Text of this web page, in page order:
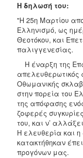
H δηλωσή του:
"Η 25η Μαρτίου
Ελληνισμό, ως
Θεοτόκου, και
παλιγγενεσίας.
Η έναρξη της
απελευθερωτικός
Οθωμανικής
στην πορεία του
της απόφασης
ζοφερές
του, και ν’
Η ελευθερία και
κατακτήθηκαν
προγόνων μας.